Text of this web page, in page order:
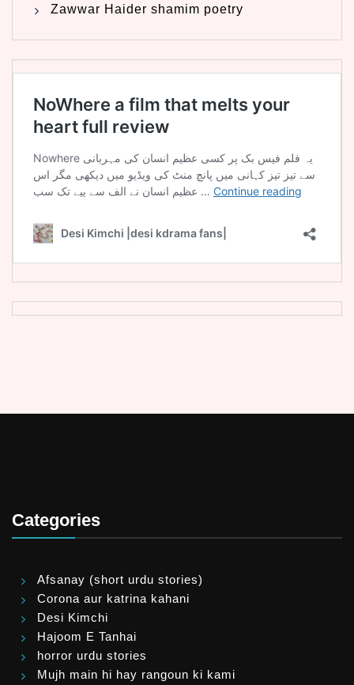
Zawwar Haider shamim poetry
Categories
Afsanay (short urdu stories)
Corona aur katrina kahani
Desi Kimchi
Hajoom E Tanhai
horror urdu stories
Mujh main hi hay rangoun ki kami